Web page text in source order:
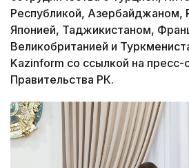
Республикой, Азербайджаном,
Японией, Таджикистаном,
Великобританией и
Kazinform со ссылкой на
Правительства РК.